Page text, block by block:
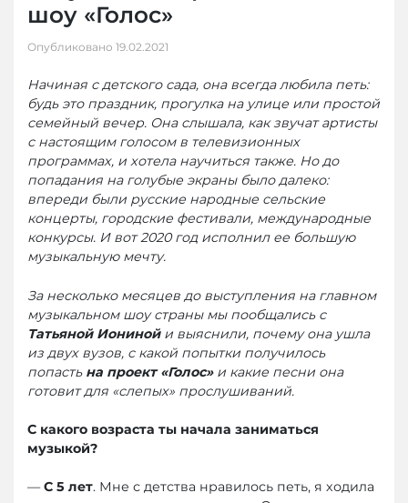
шоу «Голос»
Опубликовано 19.02.2021
Начиная с детского сада, она всегда любила петь:
будь это праздник, прогулка на улице или простой
семейный вечер. Она слышала, как звучат артисты
с настоящим голосом в телевизионных
программах, и хотела научиться также. Но до
попадания на голубые экраны было далеко:
впереди были русские народные сельские
концерты, городские фестивали, международные
конкурсы. И вот 2020 год исполнил ее большую
музыкальную мечту.
За несколько месяцев до выступления на главном
музыкальном шоу страны мы пообщались с
Татьяной Ионинойи выяснили, почему она ушла
из двух вузов, с какой попытки получилось
попасть на проект «Голос»и какие песни она
готовит для «слепых» прослушиваний.
С какого возраста ты начала заниматься
музыкой?
—С 5 лет. Мне с детства нравилось петь, я ходила